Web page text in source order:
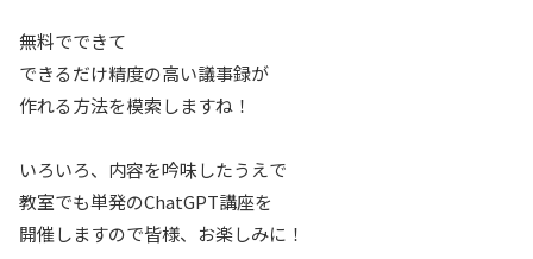
無料でできて
できるだけ精度の高い議事録が
作れる方法を模索しますね！
いろいろ、内容を吟味したうえで
教室でも単発のChatGPT講座を
開催しますので皆様、お楽しみに！